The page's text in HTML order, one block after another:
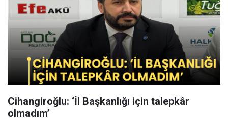
Cihangiroğlu: ‘İl Başkanlığı için talepkâr
olmadım’